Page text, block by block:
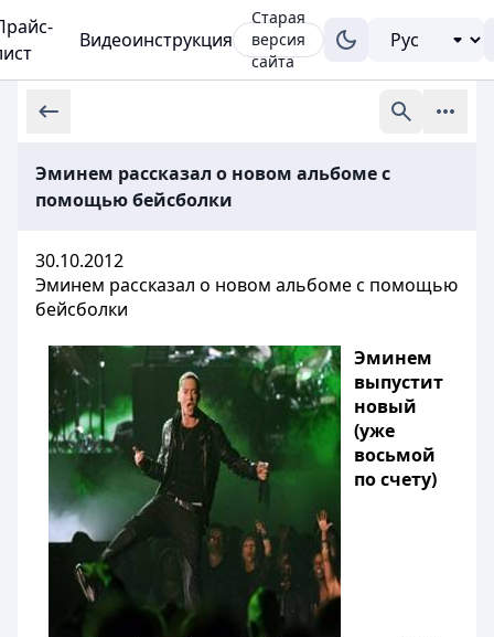
Видеоинструкция
Старая
версия
сайта
Эминем рассказал о новом альбоме с
помощью бейсболки
30.10.2012
Эминем рассказал о новом альбоме с помощью
бейсболки
Эминем
выпустит
новый
(уже
восьмой
по счету)